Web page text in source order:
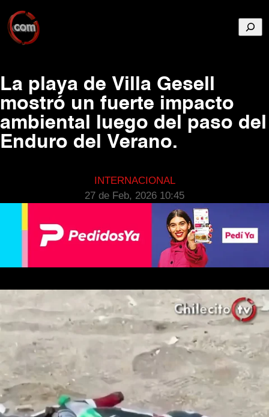
La playa de Villa Gesell
mostró un fuerte impacto
ambiental luego del paso del
Enduro del Verano.
INTERNACIONAL
27 de Feb, 2026 10:45